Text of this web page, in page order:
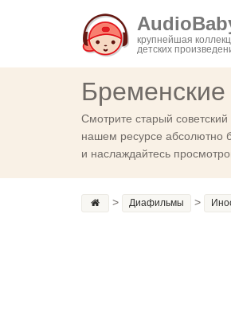
крупнейшая
детских
Смотрите старый
нашем ресурсе абсолютно
и наслаждайтесь
> Диафильмы >